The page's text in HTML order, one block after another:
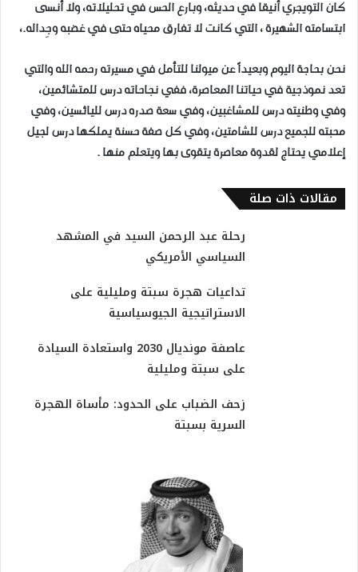
كان التويجري أنيقا في حديثه، وبارع الحس في تحليلاته، ولا أنسى
ابتسامته الشهيرة ، التي كانت لا تفارق محياه حتى في غضبه وجِداله.،
نحن بحاجة اليوم وبعيداً عن ميولنا للتأمل في مسيرته رحمه الله والتي
تعد نموذجية في حياتنا المعاصرة، ففي نجاحاته درس للمتشائمين،
وفي وطنيته درس للمشاغبين، وفي سعة صدره درس لليائسين، وفي
محبته للجميع درس للشامتين، وفي كل صفة حسنة يملكها درس لجيل
إعلامي يحتاج لقدوة معاصرة يتقوى بها ويتعلم منها .
مقالات ذات صلة
رحلة عبد الرحمن السيد في المشهد
السياسي الأمريكي
تداعيات هجرة سبتة ومليلية على
الاستراتيجية الجيوسياسية
عاصفة مونديال 2030 واستعادة السيادة
على سبتة ومليلية
زحف الضباب على الحدود: مأساة الهجرة
السرية بسبتة